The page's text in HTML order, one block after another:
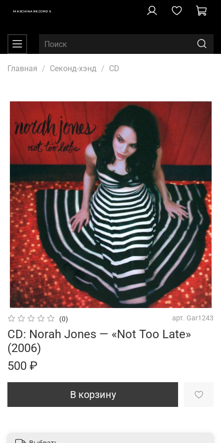
MASCHINA RECORDS
Главная Секонд-хэнд CD
(0) арт. Gar1243
CD: Norah Jones — «Not Too Late»
(2006)
500 ₽
В корзину